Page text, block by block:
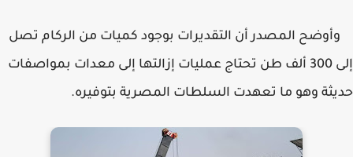
وأوضح المصدر أن التقديرات بوجود كميات من الركام تصل
إلى 300 ألف طن تحتاج عمليات إزالتها إلى معدات بمواصفات
حديثة وهو ما تعهدت السلطات المصرية بتوفيره.